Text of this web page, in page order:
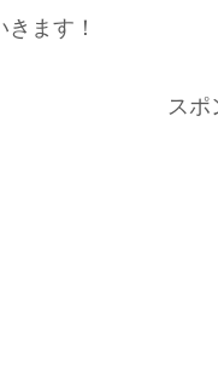
ます！
スポ